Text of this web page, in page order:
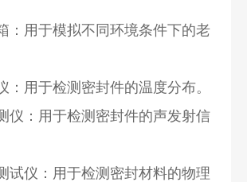
：用于模拟不同环境条件下的老
：用于检测密封件的温度分布。
仪：用于检测密封件的声发射信
试仪：用于检测密封材料的物理